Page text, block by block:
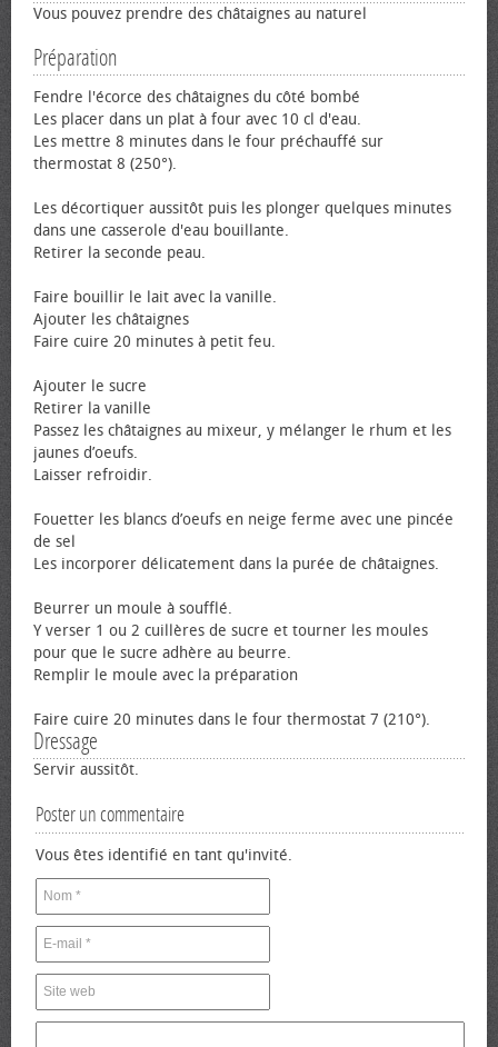
Vous pouvez prendre des châtaignes au naturel
Préparation
Fendre l'écorce des châtaignes du côté bombé
Les placer dans un plat à four avec 10 cl d'eau.
Les mettre 8 minutes dans le four préchauffé sur
thermostat 8 (250°).
Les décortiquer aussitôt puis les plonger quelques minutes
dans une casserole d'eau bouillante.
Retirer la seconde peau.
Faire bouillir le lait avec la vanille.
Ajouter les châtaignes
Faire cuire 20 minutes à petit feu.
Ajouter le sucre
Retirer la vanille
Passez les châtaignes au mixeur, y mélanger le rhum et les
jaunes d’œufs.
Laisser refroidir.
Fouetter les blancs d’œufs en neige ferme avec une pincée
de sel
Les incorporer délicatement dans la purée de châtaignes.
Beurrer un moule à soufflé.
Y verser 1 ou 2 cuillères de sucre et tourner les moules
pour que le sucre adhère au beurre.
Remplir le moule avec la préparation
Faire cuire 20 minutes dans le four thermostat 7 (210°).
Dressage
Servir aussitôt.
Poster un commentaire
Vous êtes identifié en tant qu'invité.